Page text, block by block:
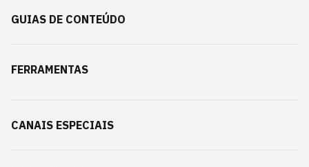
GUIAS DE CONTEÚDO
FERRAMENTAS
CANAIS ESPECIAIS